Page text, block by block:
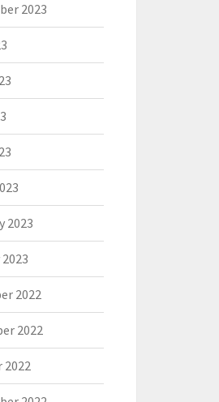
2023
2023
2022
2022
2022